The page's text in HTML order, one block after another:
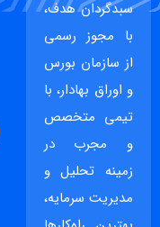
سبدگردان هدف،
با مجوز رسمی
از سازمان بورس
و اوراق بهادار، با
تیمی متخصص
و مجرب در
زمینه تحلیل و
مدیریت سرمایه،